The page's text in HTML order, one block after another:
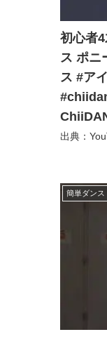
初心者
ス ポニ
ス #ア
出典：
簡単ダンス